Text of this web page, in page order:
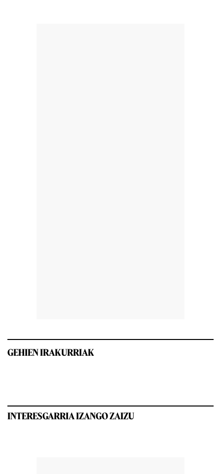
GEHIEN IRAKURRIAK
INTERESGARRIA IZANGO ZAIZU